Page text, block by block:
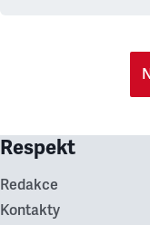
Respekt
Redakce
Kontakty